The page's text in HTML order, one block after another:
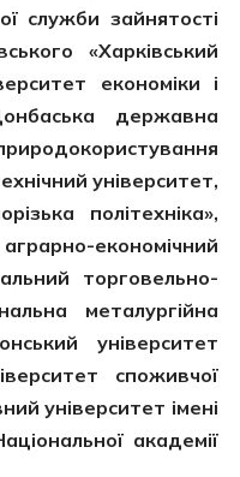
служби зайнятості
«Харківський
економіки і
державна
університет,
політехніка»,
економічний
торговельно-
металургійна
університет
споживчої
університет імені
академії